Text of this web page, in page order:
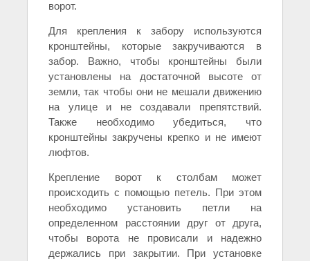
ворот.
Для крепления к забору используются
кронштейны, которые закручиваются в
забор. Важно, чтобы кронштейны были
установлены на достаточной высоте от
земли, так чтобы они не мешали движению
на улице и не создавали препятствий.
Также необходимо убедиться, что
кронштейны закручены крепко и не имеют
люфтов.
Крепление ворот к столбам может
происходить с помощью петель. При этом
необходимо установить петли на
определенном расстоянии друг от друга,
чтобы ворота не провисали и надежно
держались при закрытии. При установке